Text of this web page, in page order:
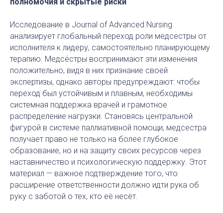
Исследование в Journal of Advanced Nursing
анализирует глобальный переход роли медсестры от
исполнителя к лидеру, самостоятельно планирующему
терапию. Медсёстры воспринимают эти изменения
положительно, видя в них признание своей
экспертизы, однако авторы предупреждают: чтобы
переход был устойчивым и плавным, необходимы
системная поддержка врачей и грамотное
распределение нагрузки. Становясь центральной
фигурой в системе паллиативной помощи, медсестра
получает право не только на более глубокое
образование, но и на защиту своих ресурсов через
наставничество и психологическую поддержку. Этот
материал — важное подтверждение того, что
расширение ответственности должно идти рука об
руку с заботой о тех, кто её несёт.